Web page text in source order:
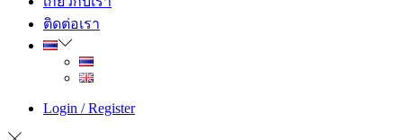
ติดต่อเรา
Login / Register